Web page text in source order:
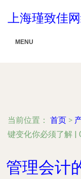
上海瑾致佳
MENU
当前位置： 首页 >
键变化你必须了解 |
管理会计